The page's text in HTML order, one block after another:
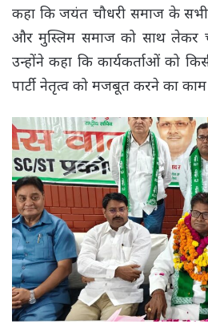
कहा कि जयंत चौधरी समाज के
और मुस्लिम समाज को साथ लेकर
उन्होंने कहा कि कार्यकर्ताओं को
पार्टी नेतृत्व को मजबूत करने का काम